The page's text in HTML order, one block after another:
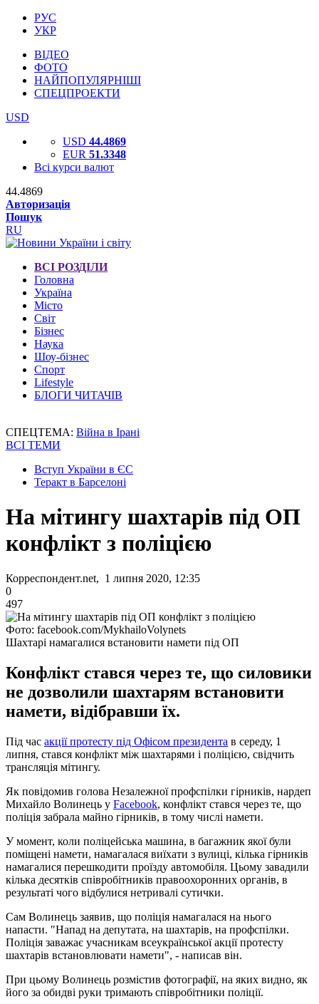
РУС
УКР
ВІДЕО
ФОТО
НАЙПОПУЛЯРНІШІ
СПЕЦПРОЕКТИ
USD
USD 44.4869
EUR 51.3348
Всі курси валют
44.4869
Авторизація
Пошук
RU
ВСІ РОЗДІЛИ
Головна
Україна
Місто
Світ
Бізнес
Наука
Шоу-бізнес
Спорт
Lifestyle
БЛОГИ ЧИТАЧІВ
СПЕЦТЕМА: Війна в Ірані
ВСІ ТЕМИ
Вступ України в ЄС
Теракт в Барселоні
На мітингу шахтарів під ОП
конфлікт з поліцією
Корреспондент.net, 1 липня 2020, 12:35
0
497
Фото: facebook.com/MykhailoVolynets
Шахтарі намагалися встановити намети під ОП
Конфлікт стався через те, що силовики
не дозволили шахтарям встановити
намети, відібравши їх.
Під час акції протесту під Офісом президента в середу, 1
липня, стався конфлікт між шахтарями і поліцією, свідчить
трансляція мітингу.
Як повідомив голова Незалежної профспілки гірників, нардеп
Михайло Волинець у Facebook, конфлікт стався через те, що
поліція забрала майно гірників, в тому числі намети.
У момент, коли поліцейська машина, в багажник якої були
поміщені намети, намагалася виїхати з вулиці, кілька гірників
намагалися перешкодити проїзду автомобіля. Цьому завадили
кілька десятків співробітників правоохоронних органів, в
результаті чого відбулися нетривалі сутички.
Сам Волинець заявив, що поліція намагалася на нього
напасти. "Напад на депутата, на шахтарів, на профспілки.
Поліція заважає учасникам всеукраїнської акції протесту
шахтарів встановлювати намети", - написав він.
При цьому Волинець розмістив фотографії, на яких видно, як
його за обидві руки тримають співробітники поліції.